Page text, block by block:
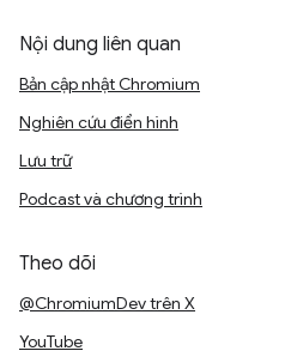
Nội dung liên quan
Bản cập nhật Chromium
Nghiên cứu điển hình
Lưu trữ
Podcast và chương trình
Theo dõi
@ChromiumDev trên X
YouTube